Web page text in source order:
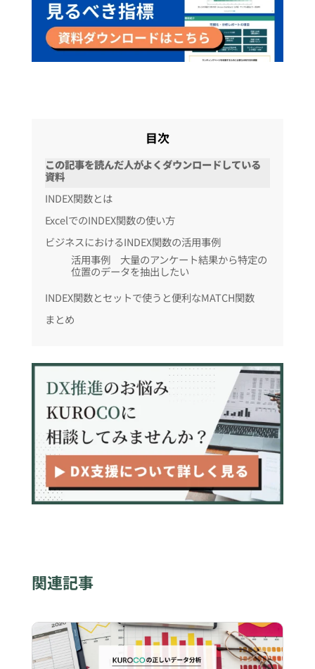
目次
この記事を読んだ人がよくダウンロードしている
資料
INDEX関数とは
ExcelでのINDEX関数の使い方
ビジネスにおけるINDEX関数の活用事例
活用事例 大量のアンケート結果から特定の
位置のデータを抽出したい
INDEX関数とセットで使うと便利なMATCH関数
まとめ
関連記事